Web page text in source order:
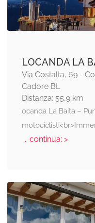
LOCANDA LA
Via Costalta, 69 -
Cadore BL
Distanza: 55,9 km
ocanda La Baita –
... continua: >